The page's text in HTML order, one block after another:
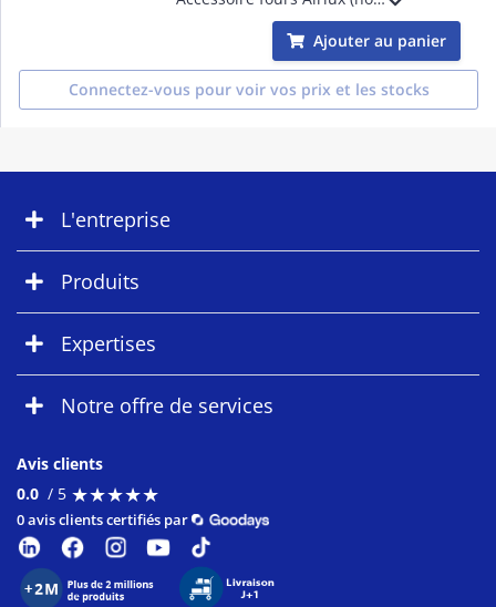
Ajouter au panier
Connectez-vous pour voir vos prix et les stocks
L'entreprise
Produits
Expertises
Notre offre de services
Avis clients
0.0 / 5 ★★★★★
★★★★★
0 avis clients certifiés par